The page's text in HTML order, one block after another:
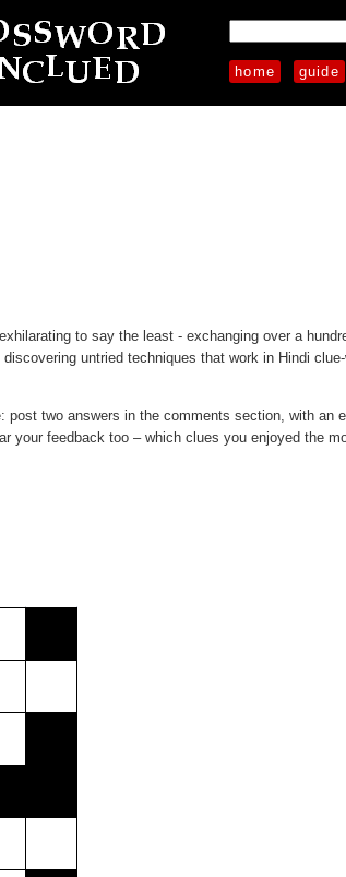
home guide
to say the least - exchanging over a
untried techniques that work in Hindi
post two answers in the comments section, with an
your feedback too – which clues you enjoyed the